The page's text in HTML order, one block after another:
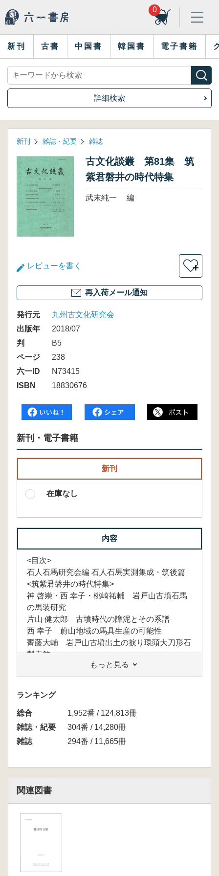
0
新刊 古書 中国書 韓国書 電子書籍
詳細検索
新刊 雑誌・紀要 雑誌
古文化談叢 第81集 筑
紫君磐井の時代特集
武末純一 編
レビューを書く ＋
再入荷メール通知
発行元
九州古文化研究会
出版年
2018/07
判
B5
ページ
238
六一ID
N73415
ISBN
18830676
新刊・電子書籍
新刊
在庫なし
内容
<目次>
石人石馬研究会編 石人石馬実測集成・筑後篇
<筑紫君磐井の時代特集>
神 啓崇・西 幸子・桃崎祐輔 岩戸山古墳石馬
の馬装研究
片山 健太郎 古墳時代の障泥とその系譜
西 幸子 蔚山地域の馬具生産の可能性
齊藤大輔 岩戸山古墳出土の捩り環頭大刀形石
製表飾
崔乗鉱 小池史哲・武末純― 訳 新羅後期様
式土器の編年
もっと見る
ランキング
総合
1,952番 / 124,813冊
雑誌・紀要
304番 / 14,280冊
雑誌
294番 / 11,665冊
関連図書